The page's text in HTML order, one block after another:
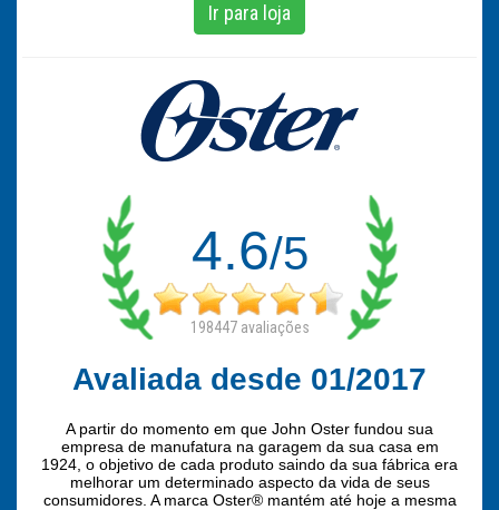
Ir para loja
4.6/5
198447avaliações
Avaliada desde 01/2017
A partir do momento em que John Oster fundou sua
empresa de manufatura na garagem da sua casa em
1924, o objetivo de cada produto saindo da sua fábrica era
melhorar um determinado aspecto da vida de seus
consumidores. A marca Oster® mantém até hoje a mesma